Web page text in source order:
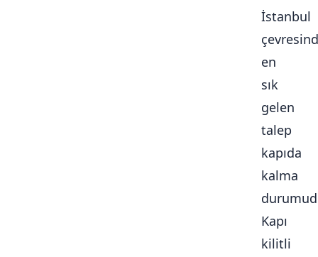
İstanbul
en
sık
gelen
talep
kapıda
kalma
Kapı
kilitli